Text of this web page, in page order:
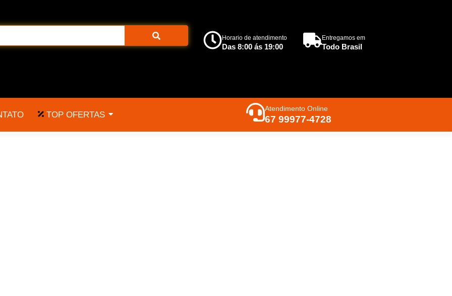
Horario de atendimento
Das 8:00 ás 19:00
Entregamos em
Todo Brasil
TOP OFERTAS
Atendimento Online
67 99977-4728